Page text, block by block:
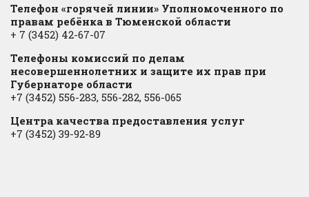
Телефон «горячей линии» Уполномоченного по
правам ребёнка в Тюменской области
+ 7 (3452) 42-67-07
Телефоны комиссий по делам
несовершеннолетних и защите их прав при
Губернаторе области
+7 (3452) 556-283, 556-282, 556-065
Центра качества предоставления услуг
+7 (3452) 39-92-89